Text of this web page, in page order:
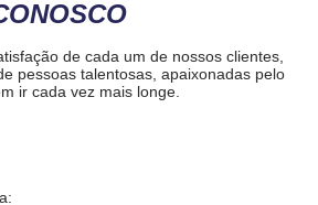
de cada um de nossos clientes,
pessoas talentosas, apaixonadas pelo
ir cada vez mais longe.